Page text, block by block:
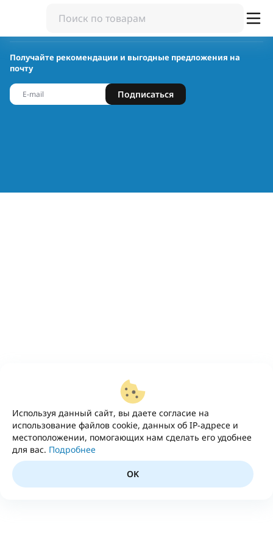
Используя данный сайт, вы даете согласие на
использование файлов cookie, данных об IP-адресе и
местоположении, помогающих нам сделать его удобнее
для вас. Подробнее
OK
Получайте рекомендации и выгодные предложения на
почту
Подписаться